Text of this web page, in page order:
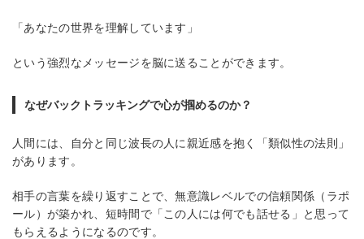
「あなたの世界を理解しています」
という強烈なメッセージを脳に送ることができます。
なぜバックトラッキングで心が掴めるのか？
人間には、自分と同じ波長の人に親近感を抱く「類似性の法則」
があります。
相手の言葉を繰り返すことで、無意識レベルでの信頼関係（ラポ
ール）が築かれ、短時間で「この人には何でも話せる」と思って
もらえるようになるのです。